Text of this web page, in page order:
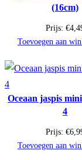
(16cm)
Prijs: €
Toevoegen aan
Oceaan jaspis
4
Prijs: €
Toevoegen aan